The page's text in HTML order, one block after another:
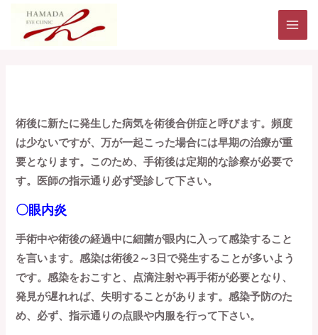
術後に新たに発生した病気を術後合併症と呼びます。頻度
は少ないですが、万が一起こった場合には早期の治療が重
要となります。このため、手術後は定期的な診察が必要で
す。医師の指示通り必ず受診して下さい。
〇眼内炎
手術中や術後の経過中に細菌が眼内に入って感染すること
を言います。感染は術後2～3日で発生することが多いよう
です。感染をおこすと、点滴注射や再手術が必要となり、
発見が遅れれば、失明することがあります。感染予防のた
め、必ず、指示通りの点眼や内服を行って下さい。